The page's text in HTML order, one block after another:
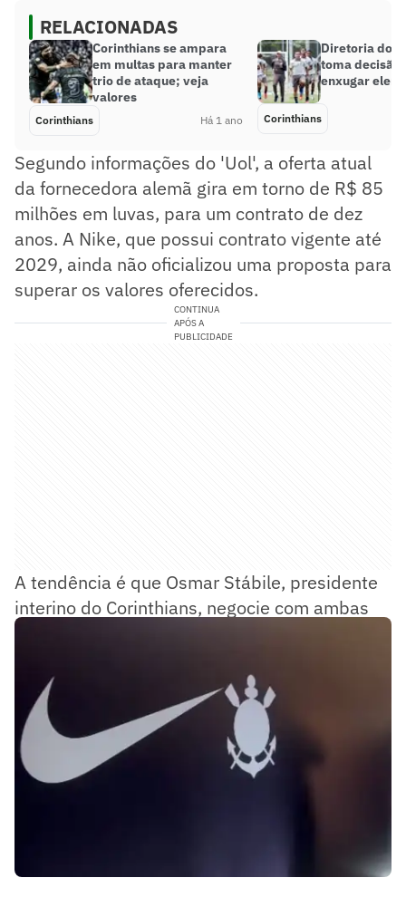
RELACIONADAS
Corinthians se ampara
em multas para manter
trio de ataque; veja
valores
Corinthians Há 1 ano
Diretoria do
toma decisão
enxugar
Corinthians
Segundo informações do 'Uol', a oferta atual
da fornecedora alemã gira em torno de R$ 85
milhões em luvas, para um contrato de dez
anos. A Nike, que possui contrato vigente até
2029, ainda não oficializou uma proposta para
superar os valores oferecidos.
CONTINUA
APÓS A
PUBLICIDADE
A tendência é que Osmar Stábile, presidente
interino do Corinthians, negocie com ambas